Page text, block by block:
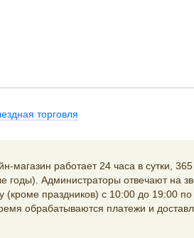
торговля
магазин работает 24 часа в сутки,
годы). Администраторы отвечают на
(кроме праздников) с 10:00 до 19:00
обрабатываются платежи и